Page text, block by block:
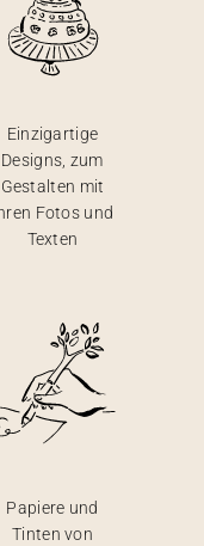
Einzigartige
Designs, zum
Gestalten mit
Fotos und
Texten
Papiere und
Tinten von